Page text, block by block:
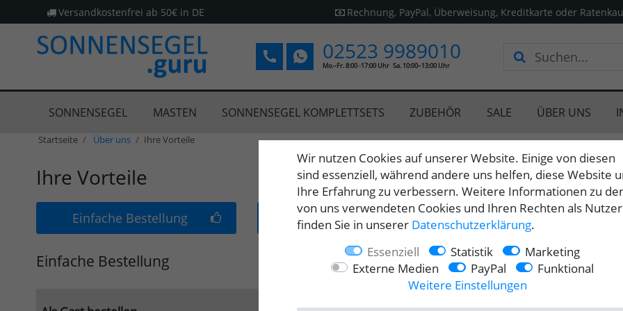
Versandkostenfrei ab 50€ in DE Rechnung, PayPal, Überweisung, Kreditkarte oder
02523 9989010
Mo.–Fr. 8:00 -17:00 Uhr Sa. 10:00–13:00 Uhr
SONNENSEGEL MASTEN SONNENSEGEL KOMPLETTSETS ZUBEHÖR SALE ÜBER UNS
Startseite Über uns Ihre Vorteile
Ihre Vorteile
Einfache Bestellung Schneller Versand Einfache Rückgabe
Einfache Bestellung
Wir nutzen Cookies auf unserer Website. Einige von diesen
sind essenziell, während andere uns helfen, diese Website
Ihre Erfahrung zu verbessern. Weitere Informationen zu
von uns verwendeten Cookies und Ihren Rechten als Nutzer
finden Sie in unserer Daten­schutz­erklärung.
Essenziell
Statistik
Marketing
Externe Medien
PayPal
Funktional
Weitere Einstellungen